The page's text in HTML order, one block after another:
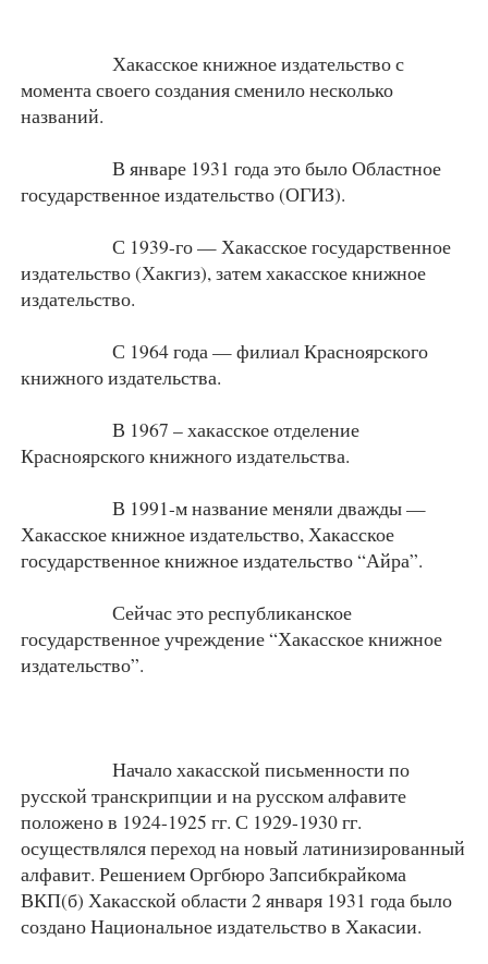
Хакасское книжное издательство с
момента своего создания сменило несколько
названий.
В январе 1931 года это было Областное
государственное издательство (ОГИЗ).
С 1939-го — Хакасское государственное
издательство (Хакгиз), затем хакасское книжное
издательство.
С 1964 года — филиал Красноярского
книжного издательства.
В 1967 – хакасское отделение
Красноярского книжного издательства.
В 1991-м название меняли дважды —
Хакасское книжное издательство, Хакасское
государственное книжное издательство “Айра”.
Сейчас это республиканское
государственное учреждение “Хакасское книжное
издательство”.
Начало хакасской письменности по
русской транскрипции и на русском алфавите
положено в 1924-1925 гг. С 1929-1930 гг.
осуществлялся переход на новый латинизированный
алфавит. Решением Оргбюро Запсибкрайкома
ВКП(б) Хакасской области 2 января 1931 года было
создано Национальное издательство в Хакасии.